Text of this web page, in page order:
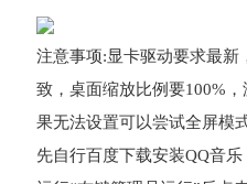
注意事项:显卡驱动要求最新
致，桌面缩放比例要100%
果无法设置可以尝试全屏模
先自行百度下载安装QQ音